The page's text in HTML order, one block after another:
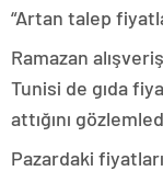
“Artan talep
Ramazan
Tunisi de gıda
attığını
Pazardaki fiyatları